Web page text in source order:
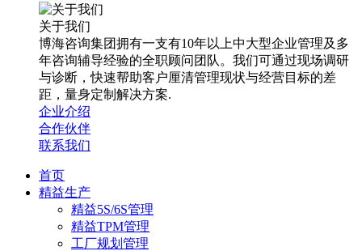
关于我们
博海咨询集团拥有一支有10年以上中大型企业管理及多
年咨询辅导经验的全职顾问团队。我们可通过现场调研
与诊断，快速帮助客户厘清管理现状与经营目标的差
距，量身定制解决方案.
企业介绍
合作伙伴
联系我们
首页
精益生产
精益5S/6S管理
精益TPM管理
工厂规划管理